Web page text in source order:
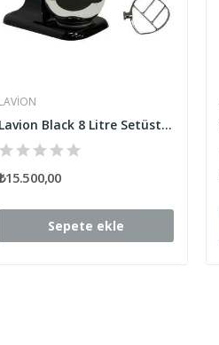
LAVION
Lavion Black 8 Litre Setüstü Çırpıcı
Sepete ekle